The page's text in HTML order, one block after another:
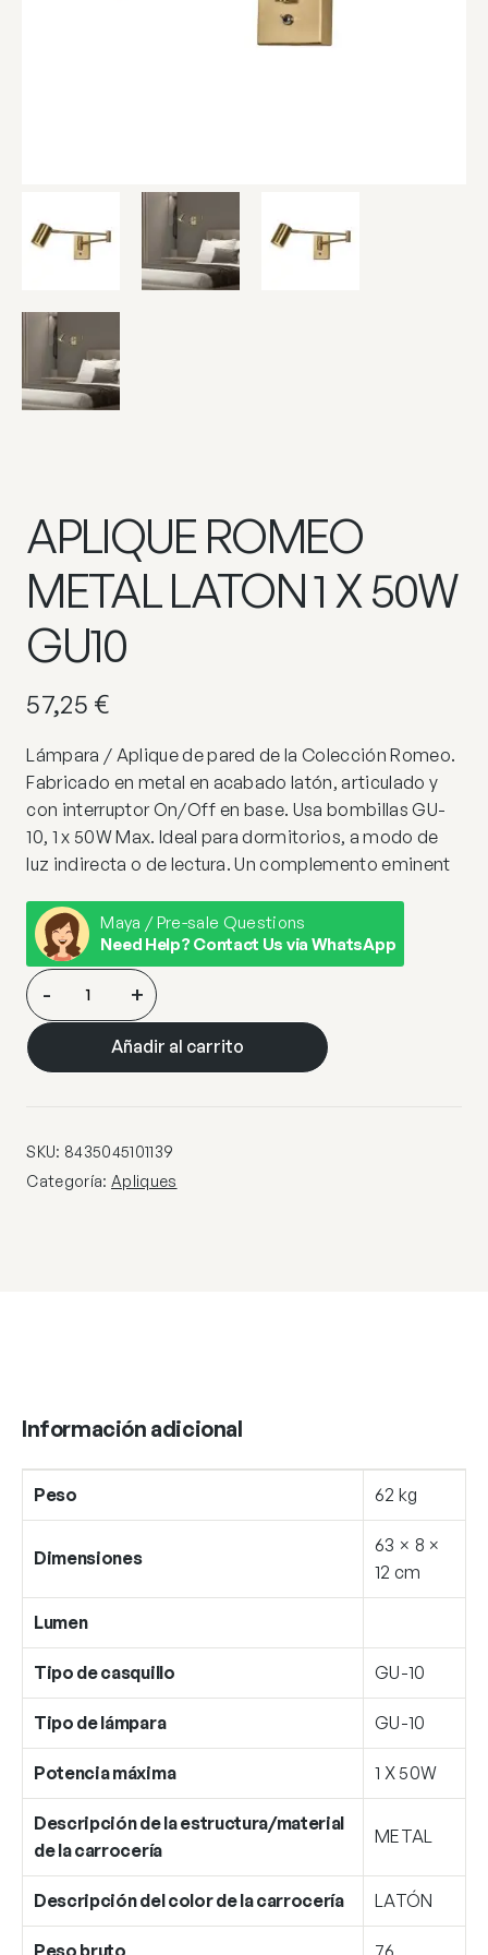
APLIQUE ROMEO
METAL LATON 1 X 50W
GU10
57,25 €
Lámpara / Aplique de pared de la Colección Romeo.
Fabricado en metal en acabado latón, articulado y
con interruptor On/Off en base. Usa bombillas GU-
10, 1 x 50W Max. Ideal para dormitorios, a modo de
luz indirecta o de lectura. Un complemento eminent
Maya / Pre-sale Questions
Need Help? Contact Us via WhatsApp
APLIQUE
ROMEO
METAL
LATON
50W
GU10
- +
Añadir al carrito
SKU: 8435045101139
Categoría: Apliques
Información adicional
Peso 62 kg
Dimensiones
63 × 8 ×
12 cm
Lumen
Tipo de casquillo GU-10
Tipo de lámpara GU-10
Potencia máxima 1 X 50W
Descripción de la estructura/material
de la carrocería
METAL
Descripción del color de la carrocería LATÓN
Peso bruto 76